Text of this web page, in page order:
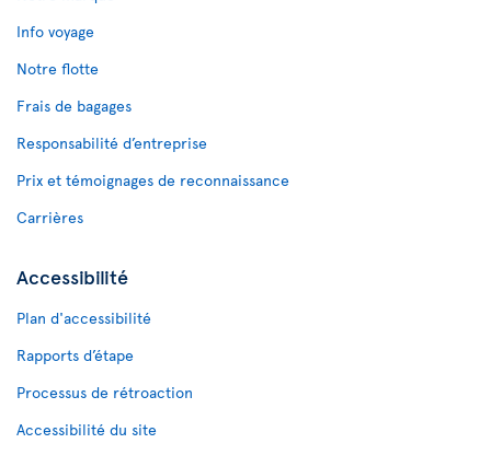
Info voyage
Notre flotte
Frais de bagages
Responsabilité d’entreprise
Prix et témoignages de reconnaissance
Carrières
Accessibilité
Plan d'accessibilité
Rapports d’étape
Processus de rétroaction
Accessibilité du site